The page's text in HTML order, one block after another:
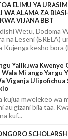
ELIMU YA
WA ALAMA ZA
VIJANA BBT
Wetu, Dodoma
na Leseni (BRELA)
Kujenga kesho bora
Yalikuwa Kwenye
Milango Yangu
Viganja Ulipofichua
kujua mwelekeo wa
au gizani bila taa.
kuf...